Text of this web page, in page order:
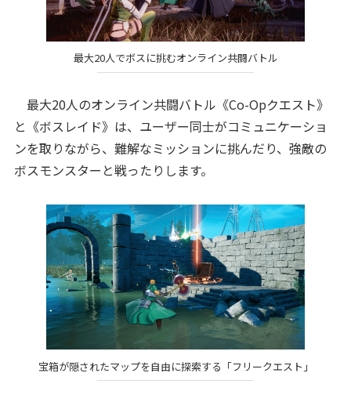
最大20人でボスに挑むオンライン共闘バトル
最大20人のオンライン共闘バトル《Co-Opクエスト》
と《ボスレイド》は、ユーザー同士がコミュニケーショ
ンを取りながら、難解なミッションに挑んだり、強敵の
ボスモンスターと戦ったりします。
宝箱が隠されたマップを自由に探索する「フリークエスト」